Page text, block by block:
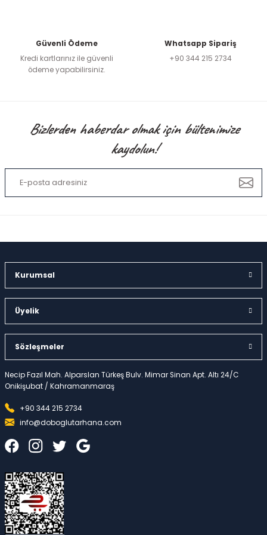
Güvenli Ödeme
Kredi kartlarınız ile güvenli
ödeme yapabilirsiniz.
Whatsapp Sipariş
+90 344 215 2734
Bizlerden haberdar olmak için bültenimize
kaydolun!
Necip Fazıl Mah. Alparslan Türkeş Bulv. Mimar Sinan Apt. Altı 24/C
Onikişubat / Kahramanmaraş
+90 344 215 2734
info@doboglutarhana.com
Kurumsal
Üyelik
Sözleşmeler